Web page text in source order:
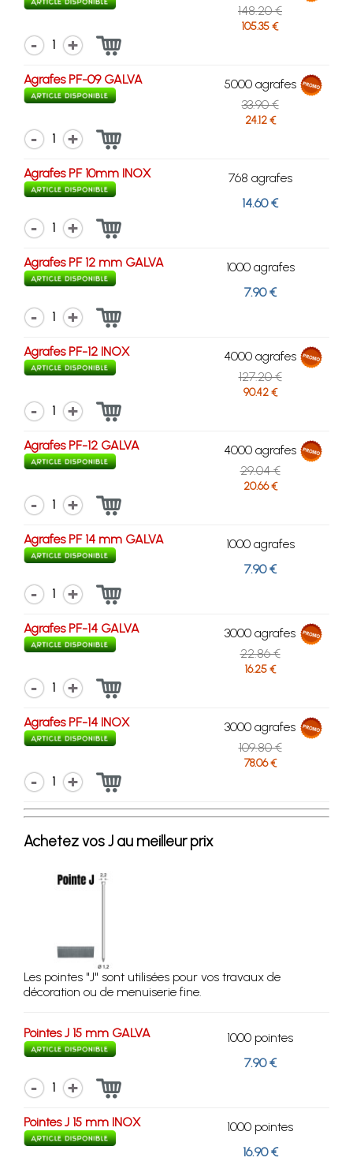
148.20 €
105.35 €
1
Agrafes PF-09 GALVA
5000 agrafes
33.90 €
24.12 €
1
Agrafes PF 10mm INOX
768 agrafes
14.60 €
1
Agrafes PF 12 mm GALVA
1000 agrafes
7.90 €
1
Agrafes PF-12 INOX
4000 agrafes
127.20 €
90.42 €
1
Agrafes PF-12 GALVA
4000 agrafes
29.04 €
20.66 €
1
Agrafes PF 14 mm GALVA
1000 agrafes
7.90 €
1
Agrafes PF-14 GALVA
3000 agrafes
22.86 €
16.25 €
1
Agrafes PF-14 INOX
3000 agrafes
109.80 €
78.06 €
1
Achetez vos J au meilleur prix
Les pointes "J" sont utilisées pour vos travaux de
décoration ou de menuiserie fine.
Pointes J 15 mm GALVA
1000 pointes
7.90 €
1
Pointes J 15 mm INOX
1000 pointes
16.90 €